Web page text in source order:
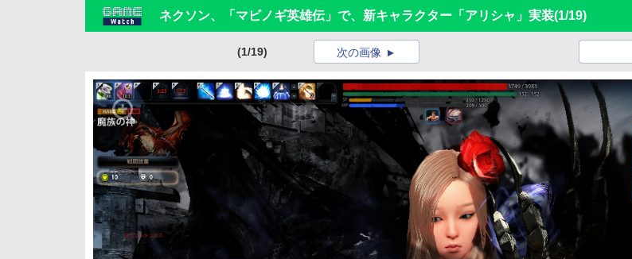
ネクソン、「マビノギ英雄伝」で、新キャラクター「アリシャ」実装(1/19)
(1/19) 次の画像